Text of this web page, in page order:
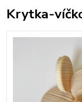
Krytka-